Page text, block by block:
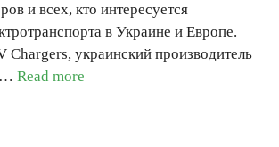
и всех, кто интересуется
в Украине и Европе.
Chargers, украинский производитель
… Read more